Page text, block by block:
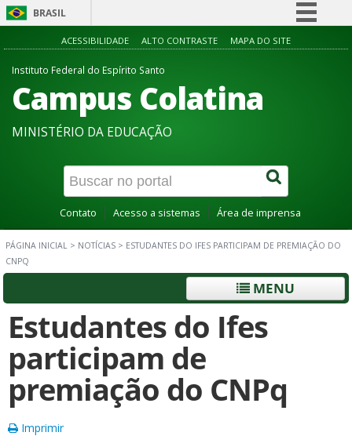
BRASIL
Simplifique!
Acesso à informação
Canais
ACESSIBILIDADE ALTO CONTRASTE MAPA DO SITE
Instituto Federal do Espírito Santo
Campus Colatina
MINISTÉRIO DA EDUCAÇÃO
Contato Acesso a sistemas Área de imprensa
PÁGINA INICIAL > NOTÍCIAS > ESTUDANTES DO IFES PARTICIPAM DE PREMIAÇÃO DO
CNPQ
MENU
Estudantes do Ifes
participam de
premiação do CNPq
Imprimir